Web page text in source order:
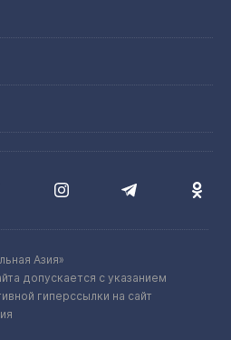
Азия»
допускается с указанием
гиперссылки на сайт